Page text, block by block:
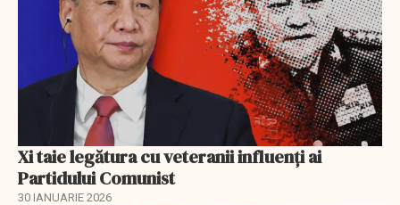
Xi taie legătura cu veteranii influenți ai
Partidului Comunist
30 IANUARIE 2026